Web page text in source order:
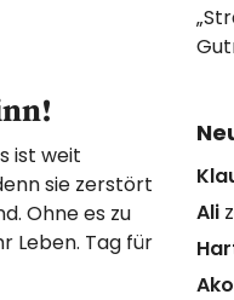
ist weit
sie zerstört
Ohne es zu
Leben. Tag für
Ali